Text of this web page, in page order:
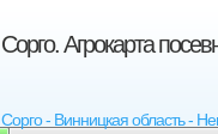
Сорго. Агрокарта
Сорго - Винницкая область -